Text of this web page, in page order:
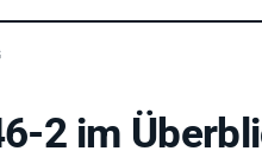
2 im